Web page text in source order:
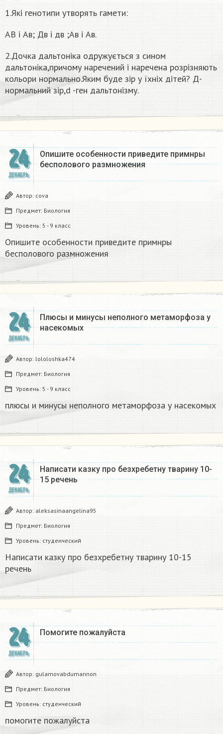
1.Які генотипи утворять гамети:
АВ і Ав; Дв і дв ;Ав і Ав.
2.Дочка дальтоніка одружується з сином
дальтоніка,причому наречений і наречена розрізняють
кольори нормально.Яким буде зір у їхніх дітей? Д-
нормальний зір,d -ген дальтонізму.
24
ДЕКАБРЬ
Опишите особенности приведите примнры
бесполового размножения
Автор: covа
Предмет: Биология
Уровень: 5 - 9 класс
Опишите особенности приведите примнры
бесполового размножения
24
ДЕКАБРЬ
Плюсы и минусы неполного метаморфоза у
насекомых​
Автор: lololoshka474
Предмет: Биология
Уровень: 5 - 9 класс
плюсы и минусы неполного метаморфоза у насекомых​
24
ДЕКАБРЬ
Написати казку про безхребетну тварину 10-
15 речень​
Автор: aleksasinaangelina95
Предмет: Биология
Уровень: студенческий
Написати казку про безхребетну тварину 10-15
речень​
24
ДЕКАБРЬ
Помогите пожалуйста ​
Автор: gulamovabdumannon
Предмет: Биология
Уровень: студенческий
помогите пожалуйста ​